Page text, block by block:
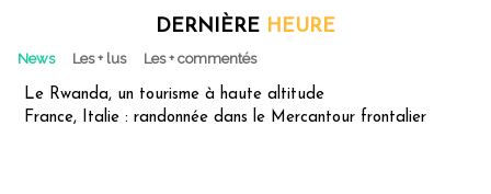
DERNIÈRE HEURE
News Les + lus Les + commentés
Le Rwanda, un tourisme à haute altitude
France, Italie : randonnée dans le Mercantour frontalier